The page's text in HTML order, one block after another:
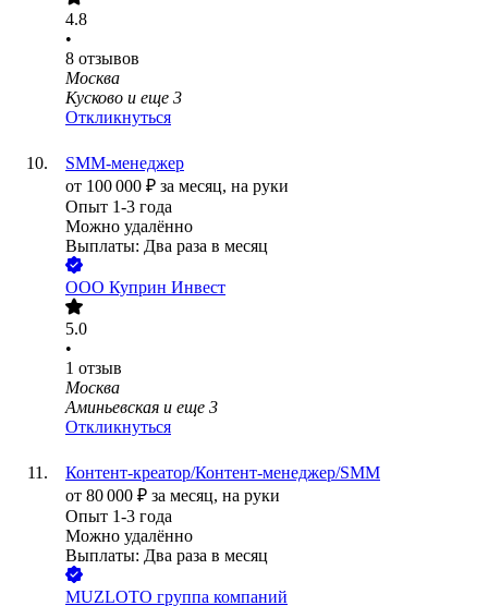
4.8
•
8 отзывов
Москва
Кусково и еще 3
Откликнуться
SMM-менеджер
от 100 000 ₽ за месяц, на руки
Опыт 1-3 года
Можно удалённо
Выплаты: Два раза в месяц
ООО Куприн Инвест
5.0
•
1 отзыв
Москва
Аминьевская и еще 3
Откликнуться
Контент-креатор/Контент-менеджер/SMM
от 80 000 ₽ за месяц, на руки
Опыт 1-3 года
Можно удалённо
Выплаты: Два раза в месяц
MUZLOTO группа компаний